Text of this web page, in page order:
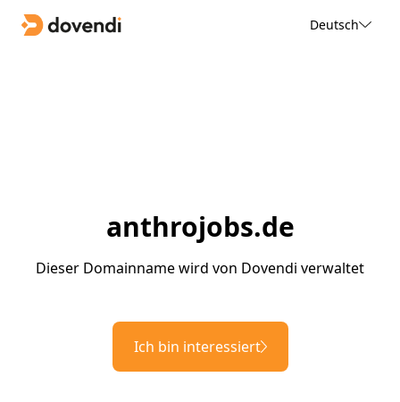
Deutsch
anthrojobs.de
Dieser Domainname wird von Dovendi verwaltet
Ich bin interessiert